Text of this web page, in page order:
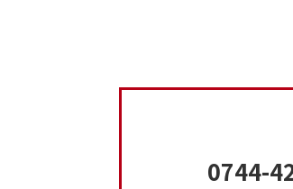
0744-